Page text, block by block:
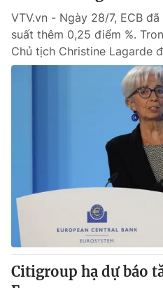
VTV.vn - Ngày 28/7, ECB
suất thêm 0,25 điểm %.
Chủ tịch Christine Lagarde
Citigroup hạ dự báo